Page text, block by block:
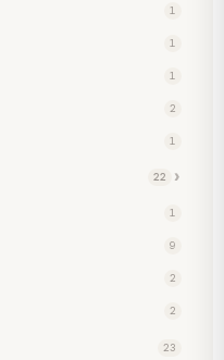
1
1
1
2
1
22
1
9
2
2
23